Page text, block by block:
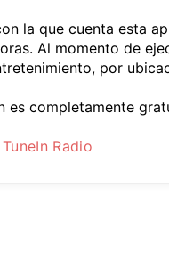
la que cuenta esta
Al momento de
por
es completamente
TuneIn Radio